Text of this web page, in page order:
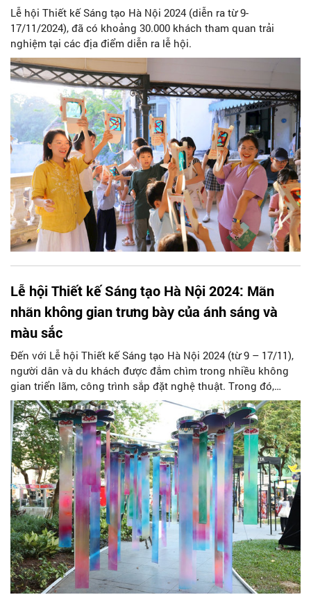
Lễ hội Thiết kế Sáng tạo Hà Nội 2024 (diễn ra từ 9-
17/11/2024), đã có khoảng 30.000 khách tham quan trải
nghiệm tại các địa điểm diễn ra lễ hội.
Lễ hội Thiết kế Sáng tạo Hà Nội 2024: Mãn
nhãn không gian trưng bày của ánh sáng và
màu sắc
Đến với Lễ hội Thiết kế Sáng tạo Hà Nội 2024 (từ 9 – 17/11),
người dân và du khách được đắm chìm trong nhiều không
gian triển lãm, công trình sắp đặt nghệ thuật. Trong đó,
không gian trưng bày Viglacera Aurora tại Vườn hoa 19/8 mở
ra một không gian trình diễn vũ điệu của ánh sáng và màu
sắc…